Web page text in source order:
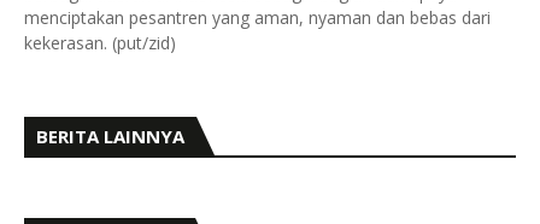
menciptakan pesantren yang aman, nyaman dan bebas dari
kekerasan. (put/zid)
BERITA LAINNYA